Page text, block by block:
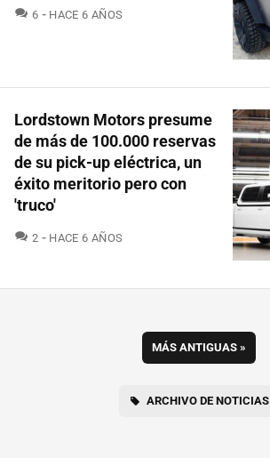
6 COMENTARIOS
HACE 6 AÑOS
Lordstown Motors presume
de más de 100.000 reservas
de su pick-up eléctrica, un
éxito meritorio pero con
'truco'
2 COMENTARIOS
HACE 6 AÑOS
MÁS ANTIGUAS »
ARCHIVO DE NOTICIAS